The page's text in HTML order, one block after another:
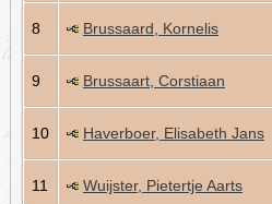
8 Brussaard, Kornelis
9 Brussaart, Corstiaan
10 Haverboer, Elisabeth Jans
11 Wuijster, Pietertje Aarts